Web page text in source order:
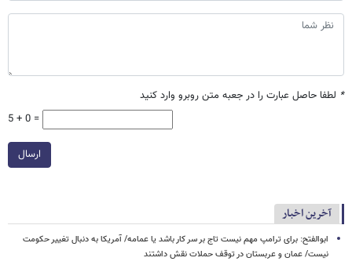
* لطفا حاصل عبارت را در جعبه متن روبرو وارد کنید
5 + 0 =
ارسال
آخرین اخبار
ابوالفتح: برای ترامپ مهم نیست تاج بر سر کار باشد یا عمامه/ آمریکا به دنبال تغییر حکومت
نیست/ عمان و عربستان در توقف حملات نقش داشتند